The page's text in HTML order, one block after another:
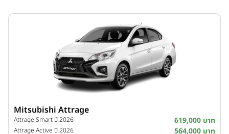
Mitsubishi Attrage
Attrage Smart ปี 2026 619,000 บาท
Attrage Active ปี 2026 564,000 บาท